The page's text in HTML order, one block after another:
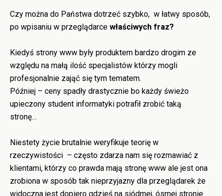
Czy można do Państwa dotrzeć szybko, w łatwy sposób,
po wpisaniu w przeglądarce właściwych fraz?
Kiedyś strony www były produktem bardzo drogim ze
względu na małą ilość specjalistów którzy mogli
profesjonalnie zająć się tym tematem.
Później – ceny spadły drastycznie bo każdy świeżo
upieczony student informatyki potrafił zrobić taką
stronę…
Niestety życie brutalnie weryfikuje teorię w
rzeczywistości – często zdarza nam się rozmawiać z
klientami, którzy co prawda mają stronę www ale jest ona
zrobiona w sposób tak nieprzyjazny dla przeglądarek że
widoczna jest dopiero gdzieś na siódmej, ósmej stronie…